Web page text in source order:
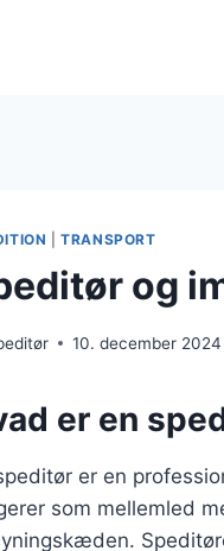
|TRANSPORT
og
10. december 2024
er en
er en
som mellemled